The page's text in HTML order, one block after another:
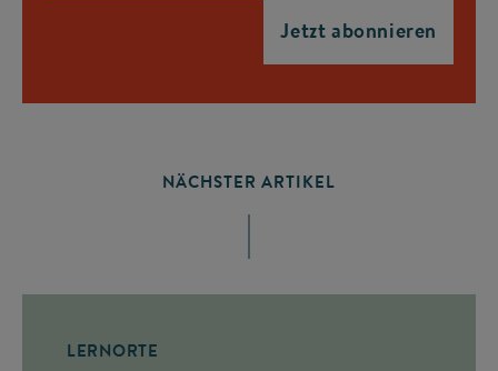
NÄCHSTER ARTIKEL
LERNORTE